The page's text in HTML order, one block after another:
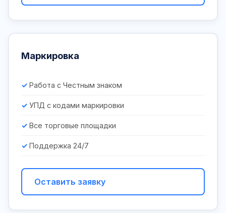
Маркировка
Работа с Честным знаком
УПД с кодами маркировки
Все торговые площадки
Поддержка 24/7
Оставить заявку